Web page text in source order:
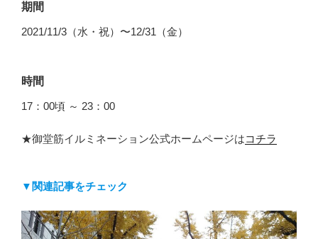
期間
2021/11/3（水・祝）〜12/31（金）
時間
17：00頃 ～ 23：00
★御堂筋イルミネーション公式ホームページはコチラ
▼関連記事をチェック